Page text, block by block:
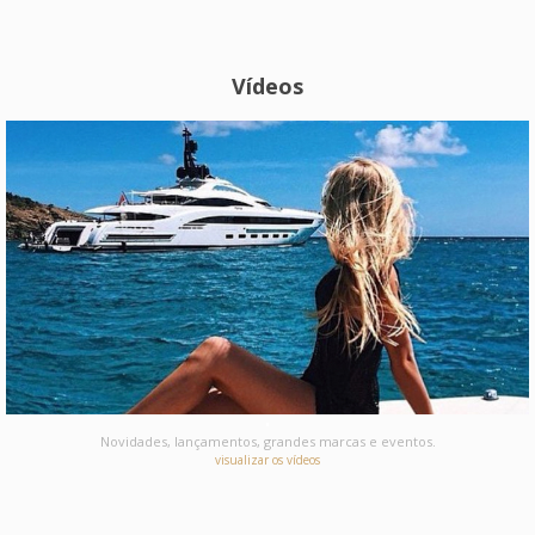
Vídeos
Novidades, lançamentos, grandes marcas e eventos.
visualizar os vídeos